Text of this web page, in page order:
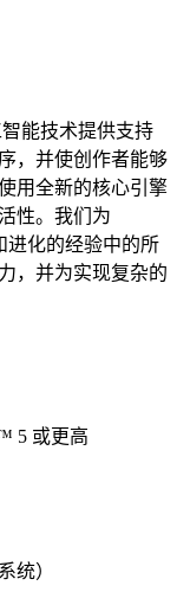
能技术提供支持
，并使创作者能够
用全新的核心引擎
性。我们为
进化的经验中的所
，并为实现复杂的
5 或更高
统）